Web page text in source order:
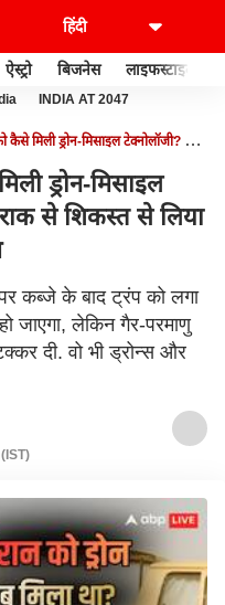
ऐस्ट्रो बिजनेस लाइफस्टाइल
INDIA AT 2047
मिली ड्रोन-मिसाइल टेक्नोलॉजी? 4
ड्रोन-मिसाइल
से शिकस्त से लिया
कब्जे के बाद ट्रंप को लगा
जाएगा, लेकिन गैर-परमाणु
दी. वो भी ड्रोन्स और